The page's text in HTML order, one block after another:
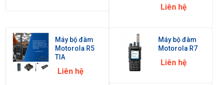
Liên hệ
Máy bộ đàm
Motorola R5
TIA
Liên hệ
Máy bộ đàm
Motorola R7
Liên hệ